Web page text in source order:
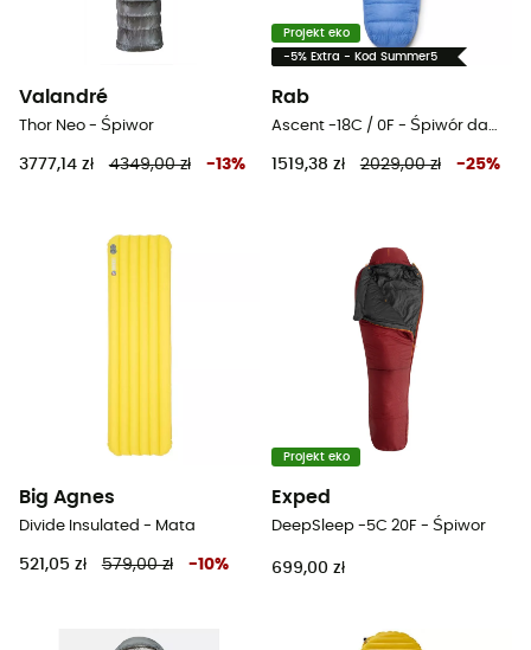
Valandré
Thor Neo - Śpiwor
3777,14 zł 4349,00 zł -13%
Projekt eko
-5% Extra - Kod Summer5
Rab
Ascent -18C / 0F - Śpiwór damski
1519,38 zł 2029,00 zł -25%
Big Agnes
Divide Insulated - Mata
521,05 zł 579,00 zł -10%
Projekt eko
Exped
DeepSleep -5C 20F - Śpiwor
699,00 zł